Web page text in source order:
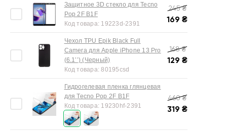
Защитное 3D стекло для Tecno
Pop 2F B1F
Код товара: 19223d-2391
245₴
169 ₴
Чехол TPU Epik Black Full
Camera для Apple iPhone 13 Pro
(6.1’’) (Черный)
Код товара:80195csd
168₴
129 ₴
Гидрогелевая пленка глянцевая
для Tecno Pop 2F B1F
Код товара: 19230hf-2391
460₴
319 ₴